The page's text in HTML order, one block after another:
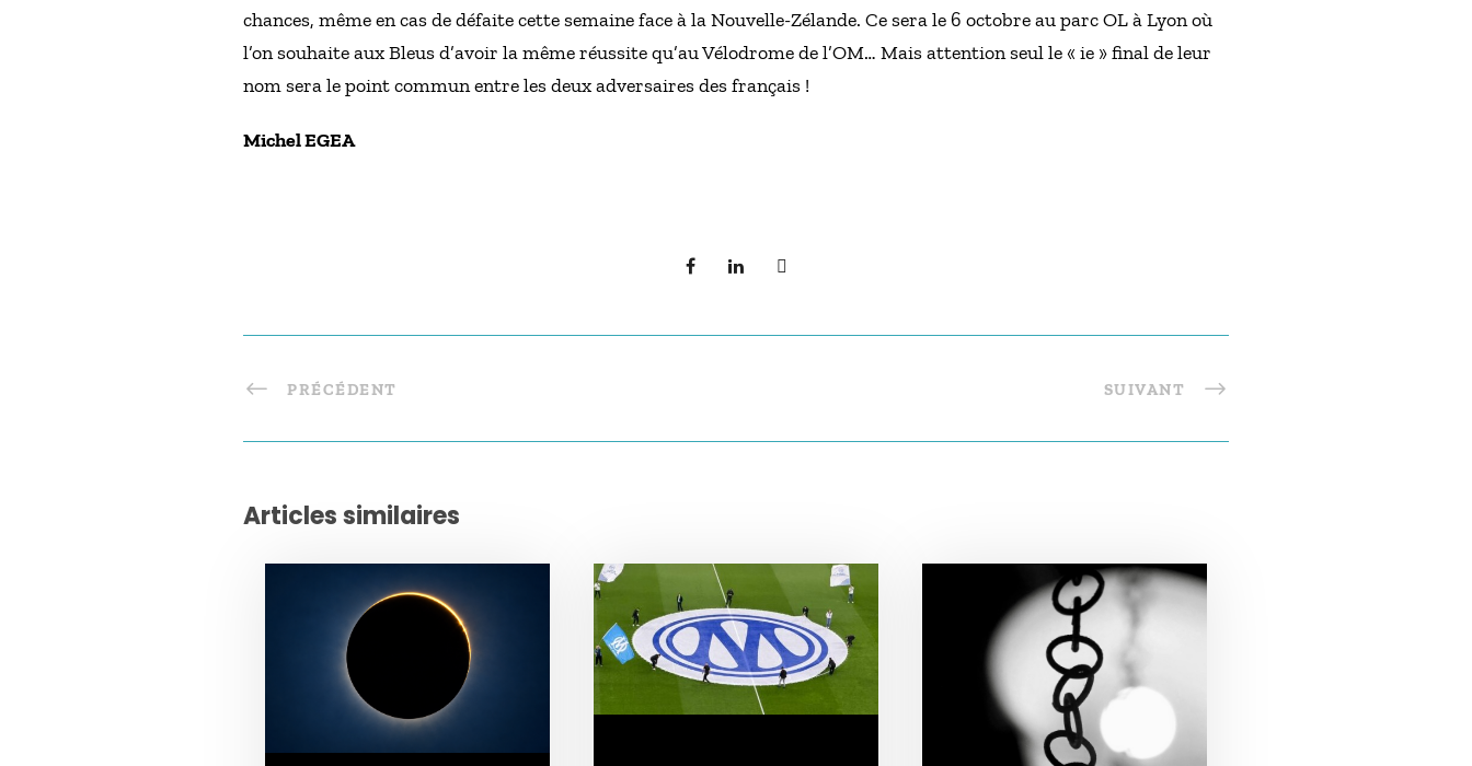
chances, même en cas de défaite cette semaine face à la Nouvelle-Zélande. Ce sera le 6 octobre au parc OL à Lyon où
l’on souhaite aux Bleus d’avoir la même réussite qu’au Vélodrome de l’OM… Mais attention seul le « ie » final de leur
nom sera le point commun entre les deux adversaires des français !
Michel EGEA
PRÉCÉDENT SUIVANT
Articles similaires